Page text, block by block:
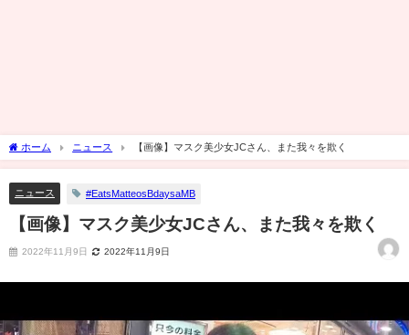
ホーム ニュース 【画像】マスク美少女JCさん、また我々を欺く
ニュース #EatsMatteosBdaysaMB
【画像】マスク美少女JCさん、また我々を欺く
2022年11月9日 2022年11月9日